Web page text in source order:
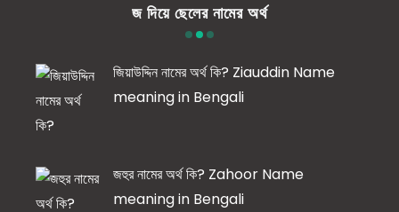
জ দিয়ে ছেলের নামের অর্থ
জিয়াউদ্দিন নামের অর্থ কি? Ziauddin Name
meaning in Bengali
জহুর নামের অর্থ কি? Zahoor Name
meaning in Bengali